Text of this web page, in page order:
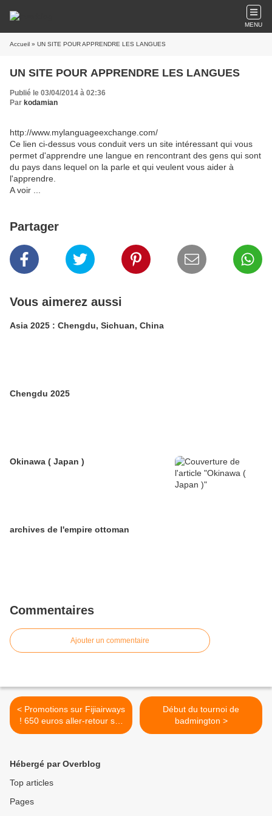
MENU
Accueil » UN SITE POUR APPRENDRE LES LANGUES
UN SITE POUR APPRENDRE LES LANGUES
Publié le 03/04/2014 à 02:36
Par kodamian
http://www.mylanguageexchange.com/
Ce lien ci-dessus vous conduit vers un site intéressant qui vous
permet d'apprendre une langue en rencontrant des gens qui sont
du pays dans lequel on la parle et qui veulent vous aider à
l'apprendre.
A voir ...
Partager
Vous aimerez aussi
Asia 2025 : Chengdu, Sichuan, China
Chengdu 2025
Okinawa ( Japan )
archives de l'empire ottoman
Commentaires
Ajouter un commentaire
< Promotions sur Fijiairways
! 650 euros aller-retour sur
HKG
Début du tournoi de
badmington >
Hébergé par Overblog
Top articles
Pages